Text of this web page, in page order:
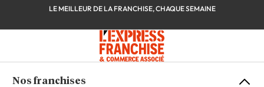
LE MEILLEUR DE LA FRANCHISE, CHAQUE SEMAINE
Nos franchises